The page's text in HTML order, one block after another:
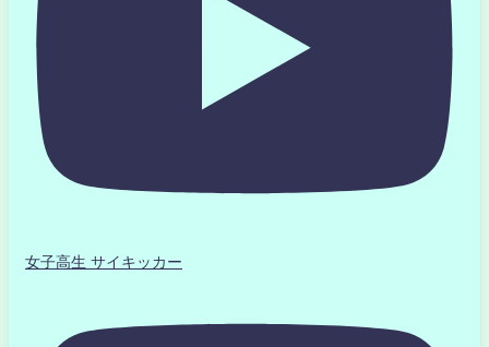
女子高生 サイキッカー